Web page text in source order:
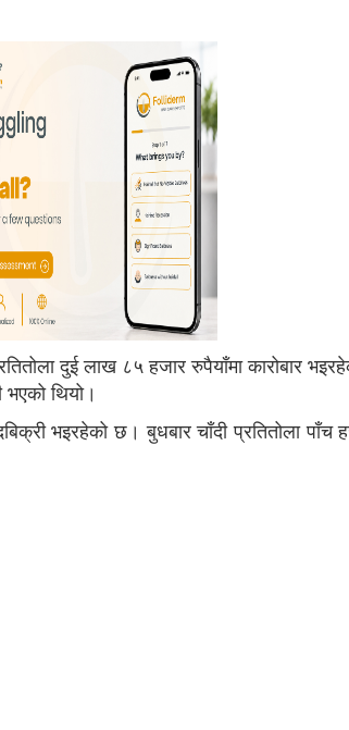
दुई लाख ८५ हजार रुपैयाँमा कारोबार
थियो।
भइरहेको छ। बुधबार चाँदी प्रतितोला पाँच